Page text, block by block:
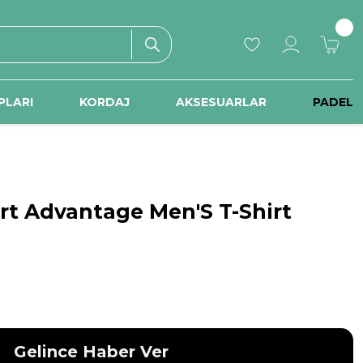
KORDAJ AKSESUARLAR PADEL
Advantage Men'S T-Shirt
Gelince Haber Ver